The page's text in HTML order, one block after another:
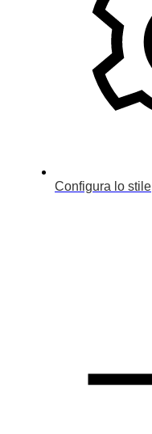
Configura lo stile